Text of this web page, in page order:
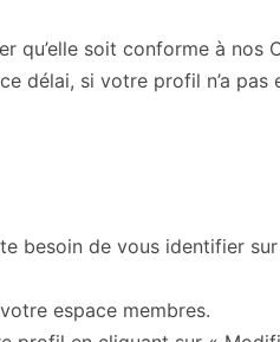
soit conforme à nos
délai, si votre profil n’a
besoin de vous identifier
espace membres.